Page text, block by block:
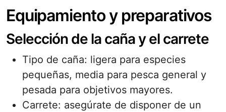
Equipamiento y preparativos
Selección de la caña y el carrete
Tipo de caña: ligera para especies
pequeñas, media para pesca general y
pesada para objetivos mayores.
Carrete: asegúrate de disponer de un